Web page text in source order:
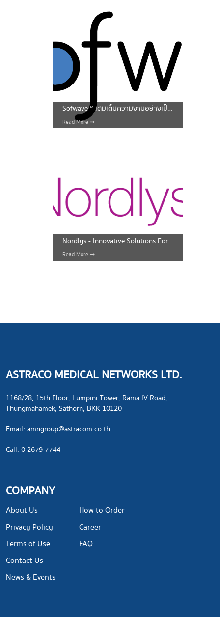
Sofwave™ เติมเต็มความงามอย่างเป็นธรรมชาติ
Read More
Nordlys - Innovative Solutions For Face And Body
Read More
ASTRACO MEDICAL NETWORKS LTD.
1168/28, 15th Floor, Lumpini Tower, Rama IV Road,
Thungmahamek, Sathorn, BKK 10120
​Email: amngroup@astracom.co.th
Call: 0 2679 7744
COMPANY
About Us
Privacy Policy
Terms of Use
Contact Us
News & Events
How to Order
Career
FAQ